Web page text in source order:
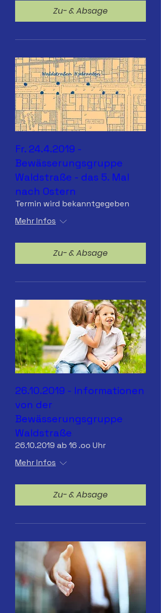
Zu- & Absage
Fr. 24.4.2019 -
Bewässerungsgruppe
Waldstraße - das 5. Mal
nach Ostern
Termin wird bekanntgegeben
Mehr Infos
Zu- & Absage
26.10.2019 - Informationen
von der
Bewässerungsgruppe
Waldstraße
26.10.2019 ab 16 .oo Uhr
Mehr Infos
Zu- & Absage